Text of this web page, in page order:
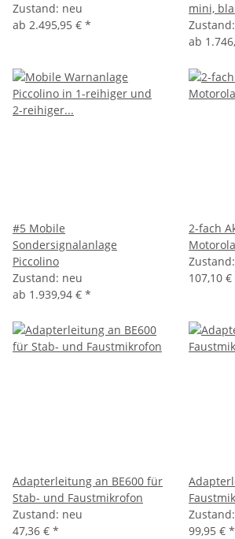
Zustand: neu
ab 2.495,95 € *
mini,
ab
#5 Mobile
Sondersignalanlage
Piccolino
Zustand: neu
ab 1.939,94 € *
2-fach
107,10 €
Adapterleitung an BE600 für
Stab- und Faustmikrofon
Zustand: neu
47,36 € *
99,95 € *